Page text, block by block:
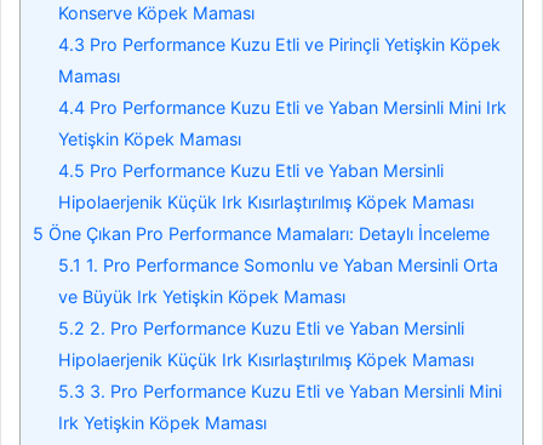
Konserve Köpek Maması
4.3 Pro Performance Kuzu Etli ve Pirinçli Yetişkin Köpek
Maması
4.4 Pro Performance Kuzu Etli ve Yaban Mersinli Mini Irk
Yetişkin Köpek Maması
4.5 Pro Performance Kuzu Etli ve Yaban Mersinli
Hipolaerjenik Küçük Irk Kısırlaştırılmış Köpek Maması
5 Öne Çıkan Pro Performance Mamaları: Detaylı İnceleme
5.1 1. Pro Performance Somonlu ve Yaban Mersinli Orta
ve Büyük Irk Yetişkin Köpek Maması
5.2 2. Pro Performance Kuzu Etli ve Yaban Mersinli
Hipolaerjenik Küçük Irk Kısırlaştırılmış Köpek Maması
5.3 3. Pro Performance Kuzu Etli ve Yaban Mersinli Mini
Irk Yetişkin Köpek Maması